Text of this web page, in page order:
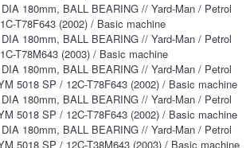
180mm, BALL BEARING // Yard-Man / Petrol
T78F643 (2002) / Basic machine
180mm, BALL BEARING // Yard-Man / Petrol
T78M643 (2003) / Basic machine
180mm, BALL BEARING // Yard-Man / Petrol
5018 SP / 12C-T78F643 (2002) / Basic machine
180mm, BALL BEARING // Yard-Man / Petrol
5018 SP / 12C-T78F643 (2002) / Basic machine
180mm, BALL BEARING // Yard-Man / Petrol
5018 SP / 12C-T38M643 (2003) / Basic machine